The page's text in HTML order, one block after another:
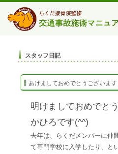
スタッフ日記
あけましておめでとうございます
明けましておめでと
かひろです(^^)
去年は、らくだメンバーに仲
て専門学校に入学したり、と